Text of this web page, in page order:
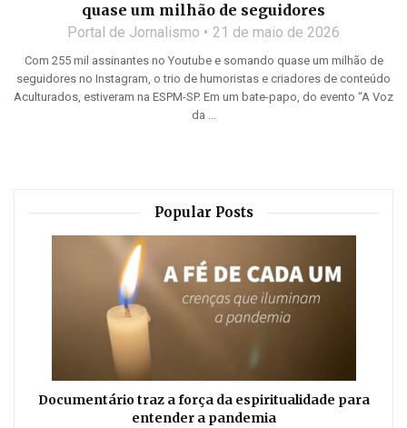
quase um milhão de seguidores
Portal de Jornalismo 21 de maio de 2026
Com 255 mil assinantes no Youtube e somando quase um milhão de
seguidores no Instagram, o trio de humoristas e criadores de conteúdo
Aculturados, estiveram na ESPM-SP. Em um bate-papo, do evento “A Voz
da ...
Popular Posts
Documentário traz a força da espiritualidade para
entender a pandemia